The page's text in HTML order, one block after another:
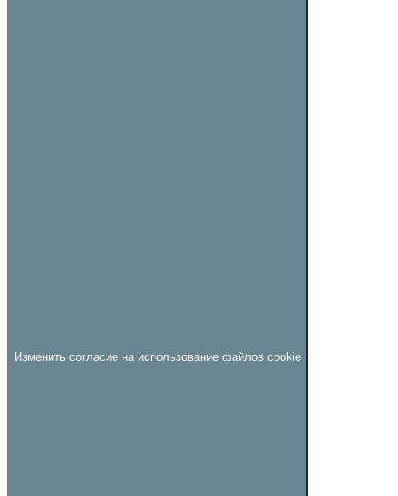
Изменить согласие на использование файлов cookie